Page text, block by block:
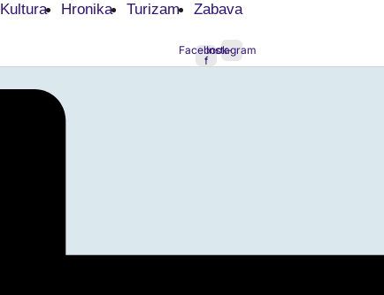
Kultura Hronika Turizam Zabava
Facebook-
f
Instagram